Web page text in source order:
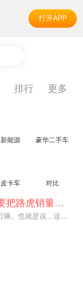
打开APP
排行 更多
新能源 豪华二手车
皮卡车 对比
神行者目标年销30万辆，要把路虎销量翻倍
保时捷CEO证实：纯电718将复活！因为奥迪需要